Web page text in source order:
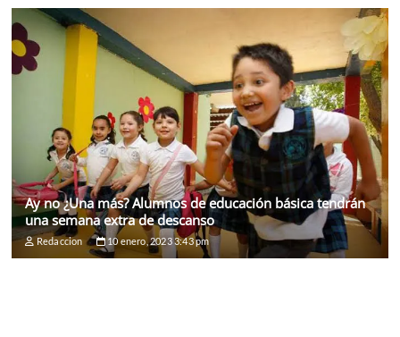
Ay no ¿Una más? Alumnos de educación básica tendrán
una semana extra de descanso
Redaccion 10 enero, 2023 3:43 pm